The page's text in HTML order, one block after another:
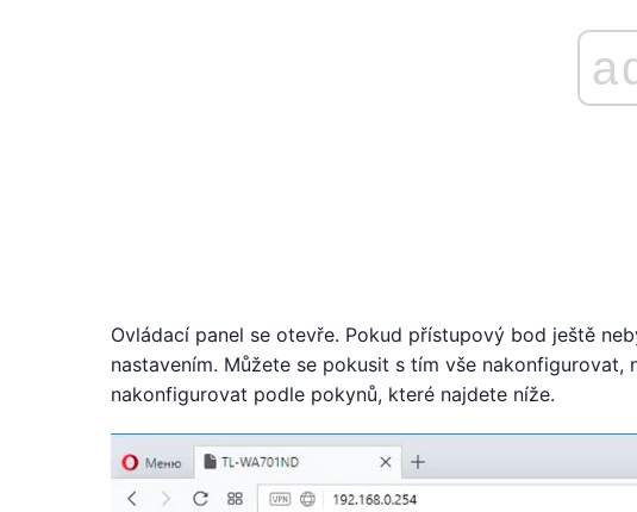
Ovládací panel se otevře. Pokud přístupový bod ještě
nastavením. Můžete se pokusit s tím vše nakonfigurovat,
nakonfigurovat podle pokynů, které najdete níže.